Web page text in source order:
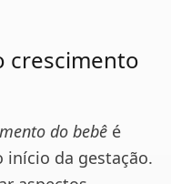
crescimento
do bebê é
início da gestação.